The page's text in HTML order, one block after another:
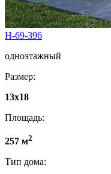
Н-69-396
одноэтажный
Размер:
13x18
Площадь:
257 м2
Тип дома: